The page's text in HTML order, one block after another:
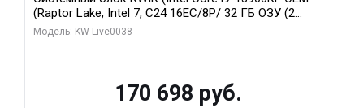
(Raptor Lake, Intel 7, C24 16EC/8P/ 32 ГБ ОЗУ (2
модуля)/ Gigabyte RX9070XT GAMING OC 16GB GDDR6
Модель: KW-Live0038
170 698 руб.